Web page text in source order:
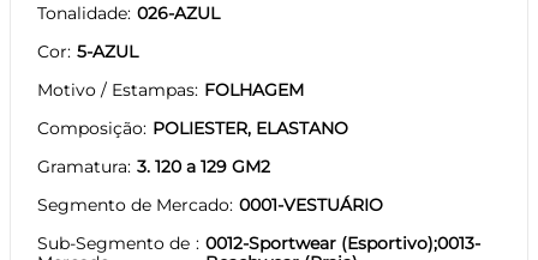
Tonalidade 026-AZUL
Cor 5-AZUL
Motivo / Estampas FOLHAGEM
Composição POLIESTER, ELASTANO
Gramatura 3. 120 a 129 GM2
Segmento de Mercado 0001-VESTUÁRIO
Sub-Segmento de
0012-Sportwear (Esportivo);0013-